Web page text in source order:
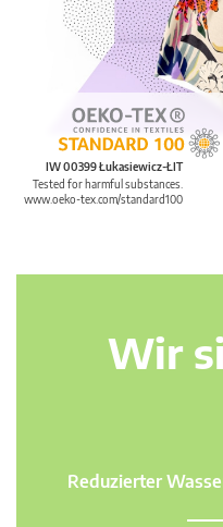
IW 00399 Łukasiewicz-ŁIT
Tested for harmful substances.
www.oeko-tex.com/standard100
Wir
Reduzierter